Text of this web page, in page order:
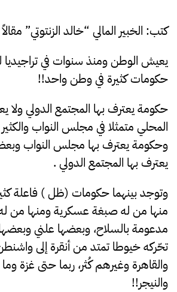
كتب: الخبير المالي “خالد الزنتوتي” مقالاً
يعيش الوطن ومنذ سنوات في تراجيديا
حكومات كثيرة في وطن واحد!!
حكومة يعترف بها المجتمع الدولي ولا
المحلي متمثلا في مجلس النواب
وحكومة يعترف بها مجلس النواب
يعترف بها المجتمع الدولي .
وتوجد بينهما حكومات (ظل ) فاعلة
منها من له صبغة عسكرية ومنها من
مدعومة بالسلاح، وبعضها علني
تحّركه خيوطا تمتد من أنقرة إلى
والقاهرة وغيرهم كُثر، ربما حتى غزة
والنيجر!!